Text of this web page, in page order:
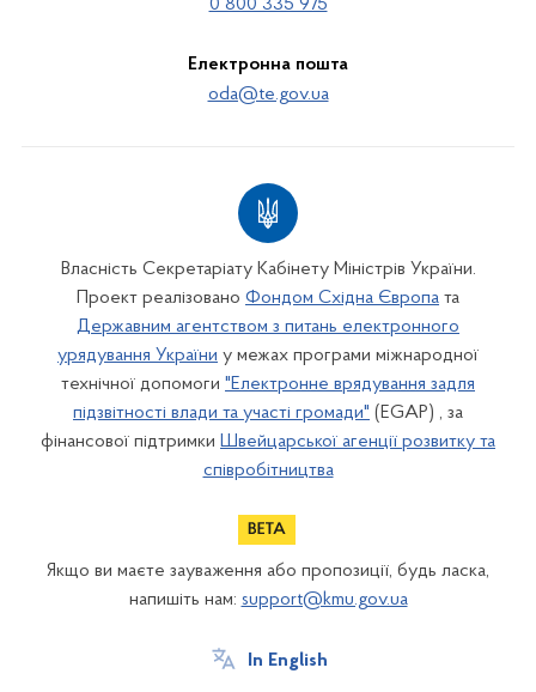
0 800 335 975
Електронна пошта
oda@te.gov.ua
Власність Секретаріату Кабінету Міністрів України.
Проект реалізовано Фондом Східна Європа та
Державним агентством з питань електронного
урядування України у межах програми міжнародної
технічної допомоги "Електронне врядування задля
підзвітності влади та участі громади" (EGAP) , за
фінансової підтримки Швейцарської агенції розвитку та
співробітництва
Якщо ви маєте зауваження або пропозиції, будь ласка,
напишіть нам: support@kmu.gov.ua
In English